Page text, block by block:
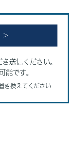
送信ください。
能です。
換えてください